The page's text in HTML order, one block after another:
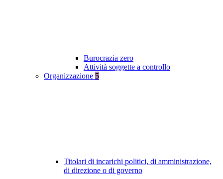
Burocrazia zero
Attività soggette a controllo
Organizzazione 5
Titolari di incarichi politici, di amministrazione,
di direzione o di governo